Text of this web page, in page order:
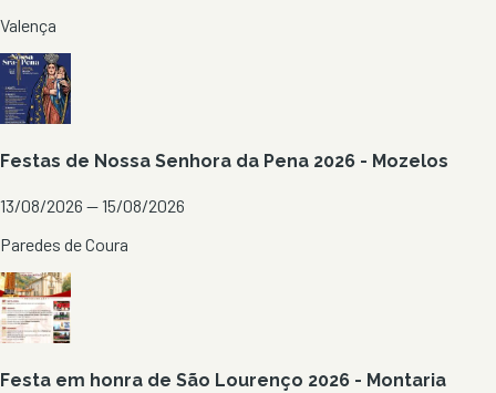
Valença
Festas de Nossa Senhora da Pena 2026 - Mozelos
13/08/2026 — 15/08/2026
Paredes de Coura
Festa em honra de São Lourenço 2026 - Montaria